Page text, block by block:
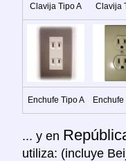
Clavija Tipo A Clavija
Enchufe Tipo A Enchufe
... y en
utiliza: (incluye